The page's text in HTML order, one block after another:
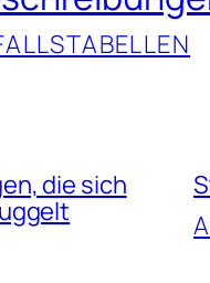
die sich